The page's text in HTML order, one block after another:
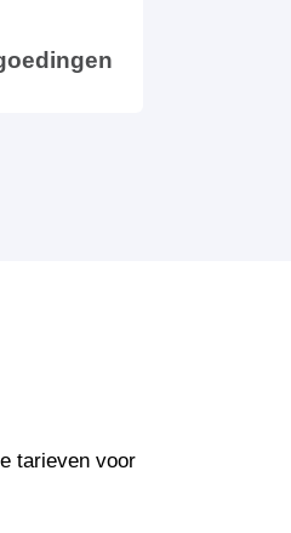
tarieven voor